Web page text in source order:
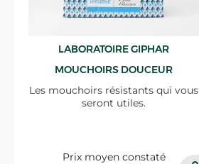
LABORATOIRE GIPHAR
MOUCHOIRS DOUCEUR
Les mouchoirs résistants qui vous
seront utiles.
Prix moyen constaté